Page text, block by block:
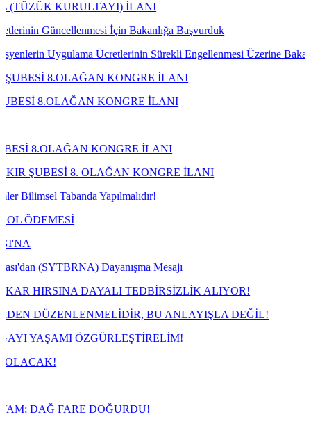
İLANI
İçin Bakanlığa Başvurduk
Ücretlerinin Sürekli Engellenmesi Üzerine Bakanlığa Talebimizi
KONGRE İLANI
KONGRE İLANI
KONGRE İLANI
OLAĞAN KONGRE İLANI
Yapılmalıdır!
Dayanışma Mesajı
DAYALI TEDBİRSİZLİK ALIYOR!
BU ANLAYIŞLA DEĞİL!
DOĞURDU!